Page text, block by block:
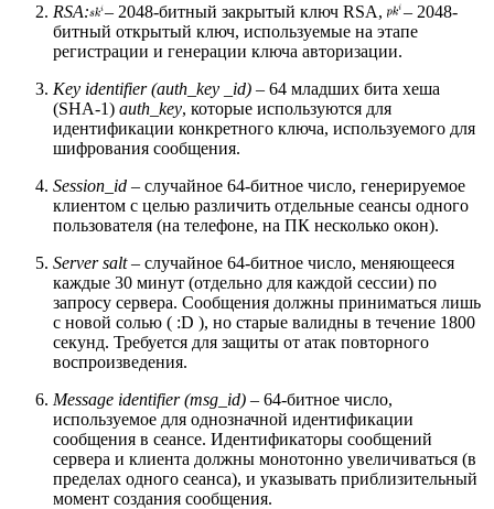
RSA:
– 2048-битный закрытый ключ RSA,
– 2048-
битный открытый ключ, используемые на этапе
регистрации и генерации ключа авторизации.
Key identifier (auth_key _id) – 64 младших бита хеша
(SHA-1) auth_key, которые используются для
идентификации конкретного ключа, используемого для
шифрования сообщения.
Session_id – случайное 64-битное число, генерируемое
клиентом с целью различить отдельные сеансы одного
пользователя (на телефоне, на ПК несколько окон).
Server salt– случайное 64-битное число, меняющееся
каждые 30 минут (отдельно для каждой сессии) по
запросу сервера. Сообщения должны приниматься лишь
с новой солью ( :D ), но старые валидны в течение 1800
секунд. Требуется для защиты от атак повторного
воспроизведения.
Message identifier (msg_id) – 64-битное число,
используемое для однозначной идентификации
сообщения в сеансе. Идентификаторы сообщений
сервера и клиента должны монотонно увеличиваться (в
пределах одного сеанса), и указывать приблизительный
момент создания сообщения.